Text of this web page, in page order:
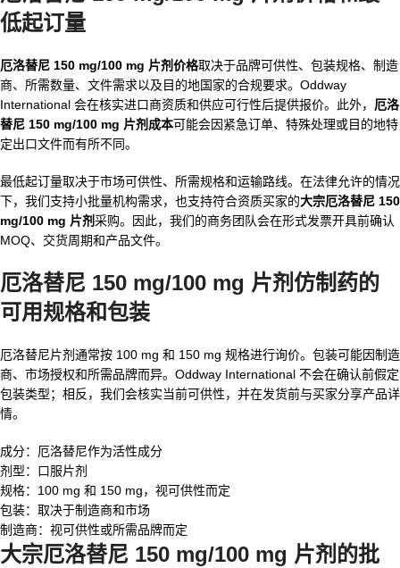
低起订量
厄洛替尼 150 mg/100 mg 片剂价格取决于品牌可供性、包装规格、制造
商、所需数量、文件需求以及目的地国家的合规要求。Oddway
International 会在核实进口商资质和供应可行性后提供报价。此外， 厄洛
替尼 150 mg/100 mg 片剂成本可能会因紧急订单、特殊处理或目的地特
定出口文件而有所不同。
最低起订量取决于市场可供性、所需规格和运输路线。在法律允许的情况
下，我们支持小批量机构需求，也支持符合资质买家的大宗厄洛替尼 150
mg/100 mg 片剂采购。因此，我们的商务团队会在形式发票开具前确认
MOQ、交货周期和产品文件。
厄洛替尼 150 mg/100 mg 片剂仿制药的
可用规格和包装
厄洛替尼片剂通常按 100 mg 和 150 mg 规格进行询价。包装可能因制造
商、市场授权和所需品牌而异。Oddway International 不会在确认前假定
包装类型；相反，我们会核实当前可供性，并在发货前与买家分享产品详
情。
成分：厄洛替尼作为活性成分
剂型：口服片剂
规格：100 mg 和 150 mg，视可供性而定
包装：取决于制造商和市场
制造商：视可供性或所需品牌而定
大宗厄洛替尼 150 mg/100 mg 片剂 的批